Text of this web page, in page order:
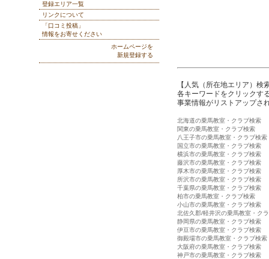
【人気（所在地エリア）検
各キーワードをクリックす
事業情報がリストアップさ
北海道の乗馬教室・クラブ検索
関東の乗馬教室・クラブ検索
八王子市の乗馬教室・クラブ検索
国立市の乗馬教室・クラブ検索
横浜市の乗馬教室・クラブ検索
藤沢市の乗馬教室・クラブ検索
厚木市の乗馬教室・クラブ検索
所沢市の乗馬教室・クラブ検索
千葉県の乗馬教室・クラブ検索
柏市の乗馬教室・クラブ検索
小山市の乗馬教室・クラブ検索
北佐久郡/軽井沢の乗馬教室・ク
静岡県の乗馬教室・クラブ検索
伊豆市の乗馬教室・クラブ検索
御殿場市の乗馬教室・クラブ検索
大阪府の乗馬教室・クラブ検索
神戸市の乗馬教室・クラブ検索
登録エリア一覧
リンクについて
「口コミ投稿」
情報をお寄せください
ホームページを
新規登録する